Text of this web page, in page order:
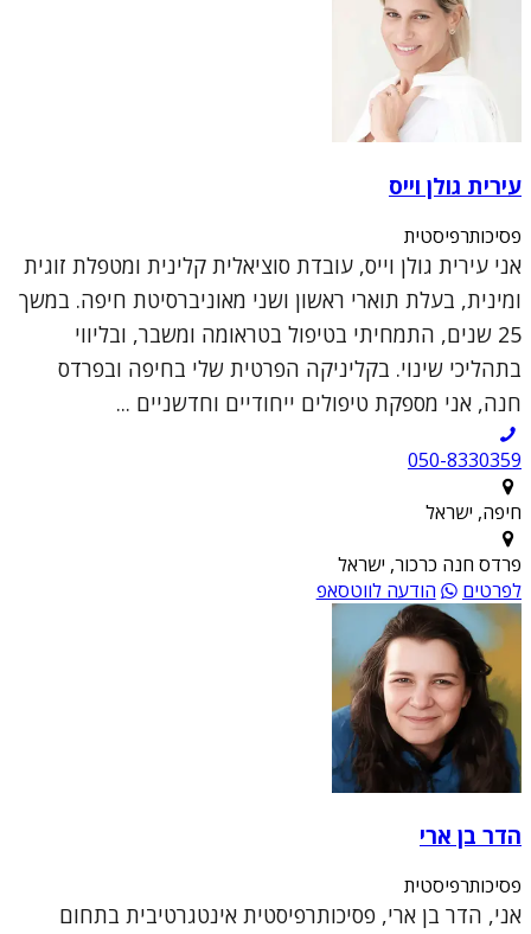
עירית גולן וייס
פסיכותרפיסטית
אני עירית גולן וייס, עובדת סוציאלית קלינית ומטפלת זוגית
ומינית, בעלת תוארי ראשון ושני מאוניברסיטת חיפה. במשך
25 שנים, התמחיתי בטיפול בטראומה ומשבר, ובליווי
בתהליכי שינוי. בקליניקה הפרטית שלי בחיפה ובפרדס
חנה, אני מספקת טיפולים ייחודיים וחדשניים ...
050-8330359
חיפה, ישראל
פרדס חנה כרכור, ישראל
לפרטים
הודעה לווטסאפ
הדר בן ארי
פסיכותרפיסטית
אני, הדר בן ארי, פסיכותרפיסטית אינטגרטיבית בתחום